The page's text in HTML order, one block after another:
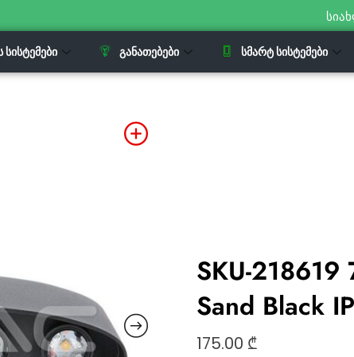
ᲡᲘᲡᲢᲔᲛᲔᲑᲘ ᲒᲐᲜᲐᲗᲔᲑᲔᲑᲘ ᲡᲛᲐᲠᲢ ᲡᲘᲡᲢᲔᲛᲔᲑᲘ
SKU-
Sand Black
175.00 ₾